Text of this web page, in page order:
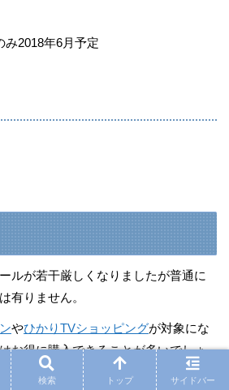
み2018年6月予定
ルが若干厳しくなりましたが普通に
有りません。
やひかりTVショッピングが対象にな
お得に購入できることが多いでしょ
検索 トップ サイドバー